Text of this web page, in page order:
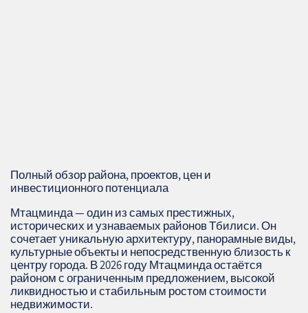
Полный обзор района, проектов, цен и
инвестиционного потенциала
Мтацминда — один из самых престижных,
исторических и узнаваемых районов Тбилиси. Он
сочетает уникальную архитектуру, панорамные виды,
культурные объекты и непосредственную близость к
центру города. В 2026 году Мтацминда остаётся
районом с ограниченным предложением, высокой
ликвидностью и стабильным ростом стоимости
недвижимости.